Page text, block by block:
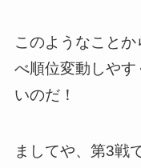
このようなこと
べ順位変動しや
いのだ！
ましてや、第3戦